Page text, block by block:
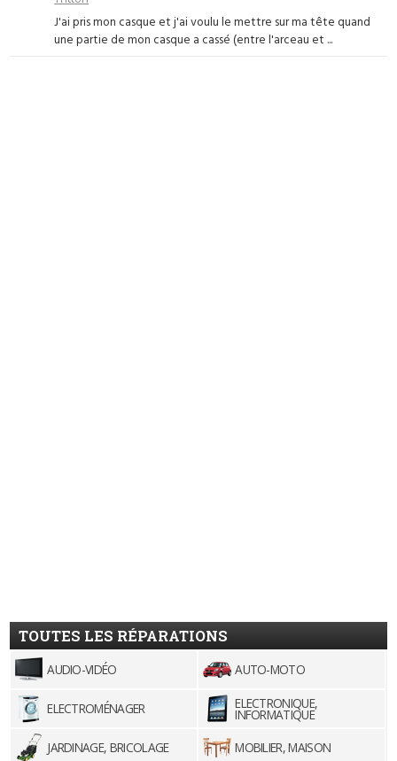
J'ai pris mon casque et j'ai voulu le mettre sur ma tête quand
une partie de mon casque a cassé (entre l'arceau et ...
TOUTES LES RÉPARATIONS
AUDIO-VIDÉO AUTO-MOTO
ELECTROMÉNAGER ELECTRONIQUE,
INFORMATIQUE
JARDINAGE, BRICOLAGE
MOBILIER, MAISON